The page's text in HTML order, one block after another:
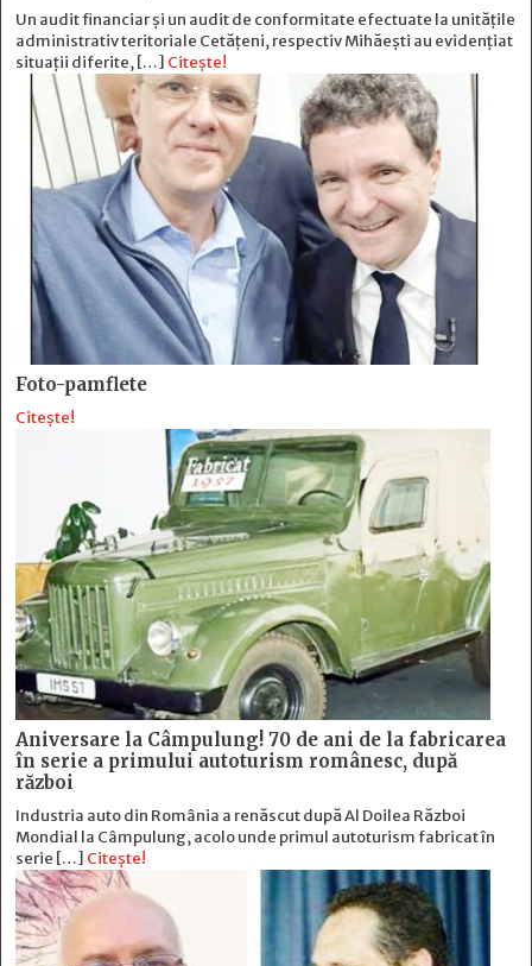
Un audit financiar și un audit de conformitate efectuate la unitățile
administrativ teritoriale Cetățeni, respectiv Mihăești au evidențiat
situații diferite, […] Citește!
Foto-pamflete
Citește!
Aniversare la Câmpulung! 70 de ani de la fabricarea
în serie a primului autoturism românesc, după
război
Industria auto din România a renăscut după Al Doilea Război
Mondial la Câmpulung, acolo unde primul autoturism fabricat în
serie […] Citește!